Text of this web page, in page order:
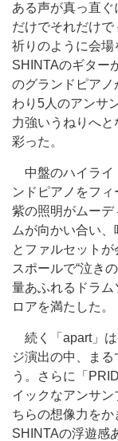
ある声が真っ直
だけでそれだけ
祈りのように会場
SHINTAのギター
のグランドピア
わり5人のアンサ
力強いうねりへ
彩った。
中盤のハイライ
ンドピアノをフ
紫の照明がムー
ムが向かい合い
とファルセット
スポールで“泣き
量あふれるドラム
ロアを満たした。
続く「apart」は
ジ演出の中、まる
う。さらに「
イックなアンサ
ちらの想像力をか
SHINTAの浮遊感